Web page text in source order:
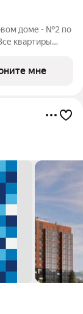
доме - №2 по
квартиры
мне